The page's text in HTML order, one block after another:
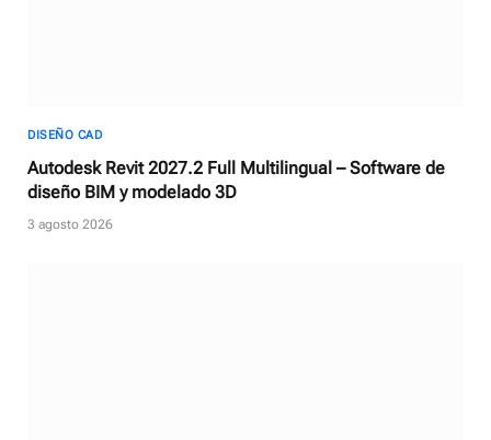
DISEÑO CAD
Autodesk Revit 2027.2 Full Multilingual – Software de
diseño BIM y modelado 3D
3 agosto 2026